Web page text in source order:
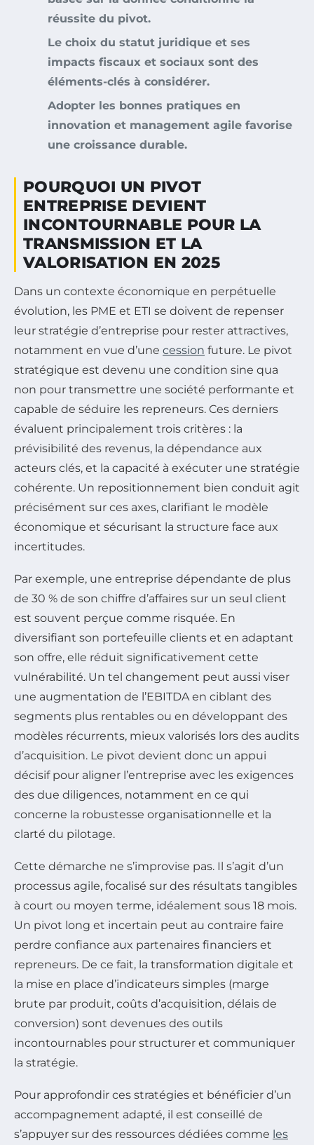
réussite du pivot.
Le choix du statut juridique et ses
impacts fiscaux et sociaux sont des
éléments-clés à considérer.
Adopter les bonnes pratiques en
innovation et management agile favorise
une croissance durable.
POURQUOI UN PIVOT
ENTREPRISE DEVIENT
INCONTOURNABLE POUR LA
TRANSMISSION ET LA
VALORISATION EN 2025
Dans un contexte économique en perpétuelle
évolution, les PME et ETI se doivent de repenser
leur stratégie d’entreprise pour rester attractives,
notamment en vue d’une cession future. Le pivot
stratégique est devenu une condition sine qua
non pour transmettre une société performante et
capable de séduire les repreneurs. Ces derniers
évaluent principalement trois critères : la
prévisibilité des revenus, la dépendance aux
acteurs clés, et la capacité à exécuter une stratégie
cohérente. Un repositionnement bien conduit agit
précisément sur ces axes, clarifiant le modèle
économique et sécurisant la structure face aux
incertitudes.
Par exemple, une entreprise dépendante de plus
de 30 % de son chiffre d’affaires sur un seul client
est souvent perçue comme risquée. En
diversifiant son portefeuille clients et en adaptant
son offre, elle réduit significativement cette
vulnérabilité. Un tel changement peut aussi viser
une augmentation de l’EBITDA en ciblant des
segments plus rentables ou en développant des
modèles récurrents, mieux valorisés lors des audits
d’acquisition. Le pivot devient donc un appui
décisif pour aligner l’entreprise avec les exigences
des due diligences, notamment en ce qui
concerne la robustesse organisationnelle et la
clarté du pilotage.
Cette démarche ne s’improvise pas. Il s’agit d’un
processus agile, focalisé sur des résultats tangibles
à court ou moyen terme, idéalement sous 18 mois.
Un pivot long et incertain peut au contraire faire
perdre confiance aux partenaires financiers et
repreneurs. De ce fait, la transformation digitale et
la mise en place d’indicateurs simples (marge
brute par produit, coûts d’acquisition, délais de
conversion) sont devenues des outils
incontournables pour structurer et communiquer
la stratégie.
Pour approfondir ces stratégies et bénéficier d’un
accompagnement adapté, il est conseillé de
s’appuyer sur des ressources dédiées comme les